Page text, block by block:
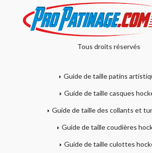
Tous droits réservés
Guide de taille patins
Guide de taille casques
Guide de taille des collants et
Guide de taille coudières
Guide de taille culottes